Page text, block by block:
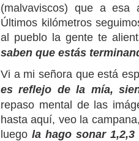
(malvaviscos) que a
Últimos kilómetros
al pueblo la gente te
saben que estás
Vi a mi señora que está
es reflejo de la mía,
repaso mental de las
hasta aquí, veo la
luegola hago sonar